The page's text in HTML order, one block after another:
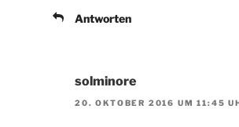
Antworten
solminore
20. OKTOBER 2016 UM 11:45